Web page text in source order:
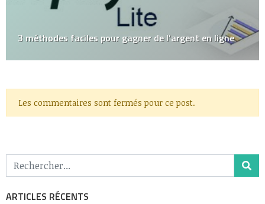
3 méthodes faciles pour gagner de l’argent en ligne
Les commentaires sont fermés pour ce post.
ARTICLES RÉCENTS